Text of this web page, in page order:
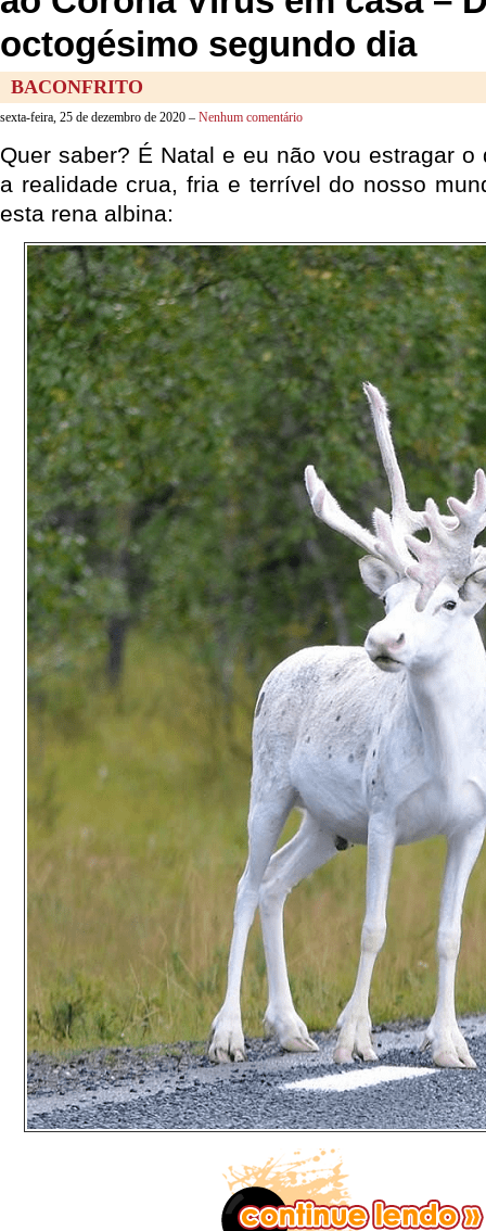
octogésimo segundo dia
BACONFRITO
sexta-feira, 25 de dezembro de 2020 – Nenhum comentário
Quer saber? É Natal e eu não vou estragar o
a realidade crua, fria e terrível do nosso
esta rena albina: